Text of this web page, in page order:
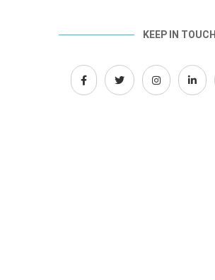
KEEP IN TOUCH